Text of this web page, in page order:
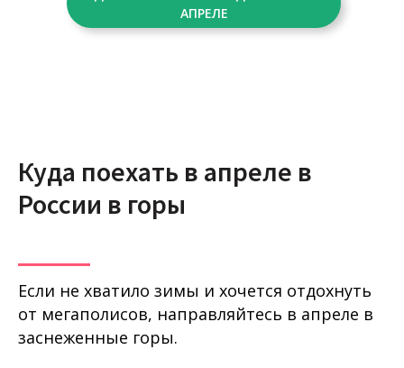
АПРЕЛЕ
Куда поехать в апреле в
России в горы
Если не хватило зимы и хочется отдохнуть
от мегаполисов, направляйтесь в апреле в
заснеженные горы.